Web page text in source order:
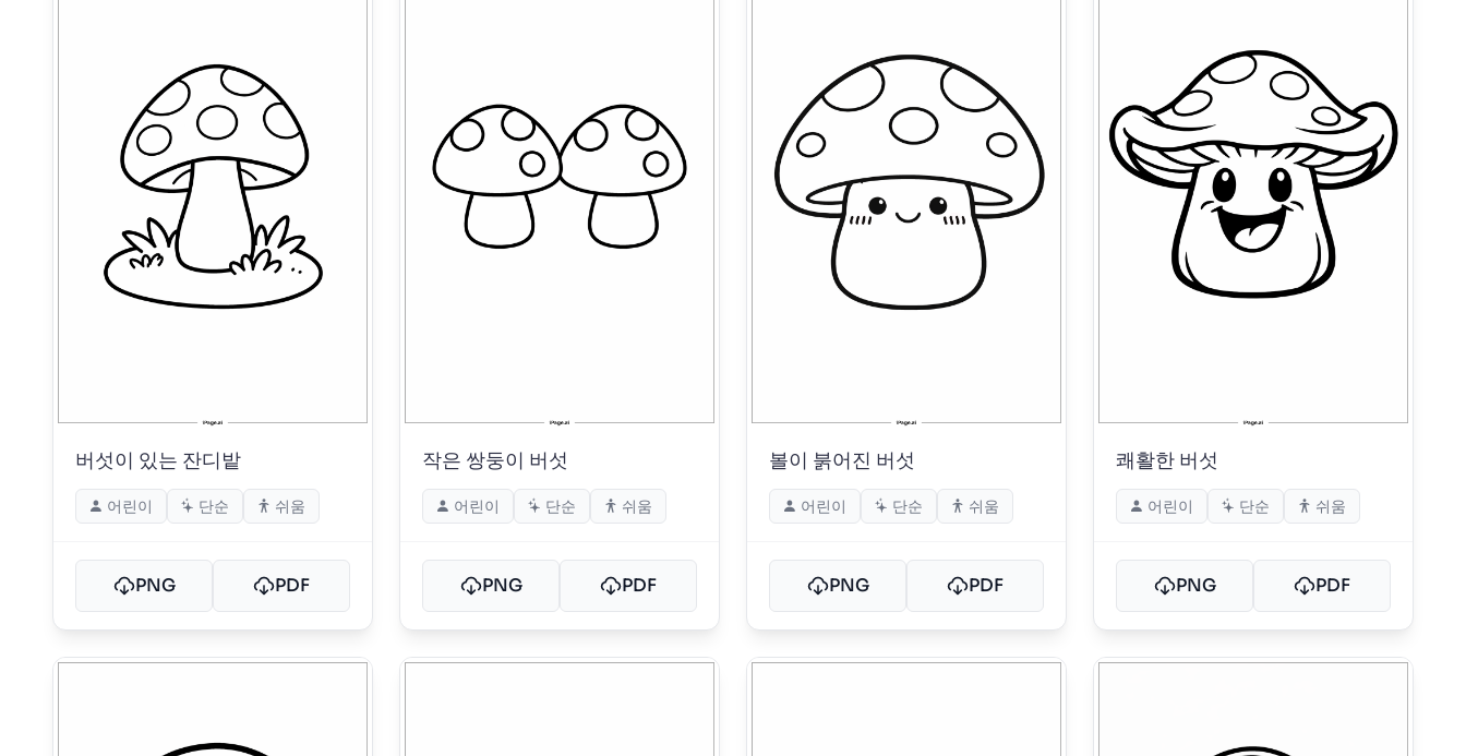
버섯이 있는 잔디밭
어린이 단순 쉬움
PNG PDF
작은 쌍둥이 버섯
어린이 단순 쉬움
PNG PDF
볼이 붉어진 버섯
어린이 단순 쉬움
PNG PDF
쾌활한 버섯
어린이 단순 쉬움
PNG PDF